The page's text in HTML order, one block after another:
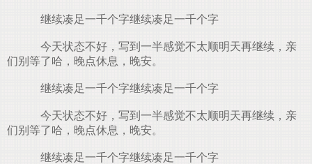
继续凑足一千个字继续凑足一千个字
今天状态不好，写到一半感觉不太顺明天再继续，亲
们别等了哈，晚点休息，晚安。
继续凑足一千个字继续凑足一千个字
今天状态不好，写到一半感觉不太顺明天再继续，亲
们别等了哈，晚点休息，晚安。
继续凑足一千个字继续凑足一千个字